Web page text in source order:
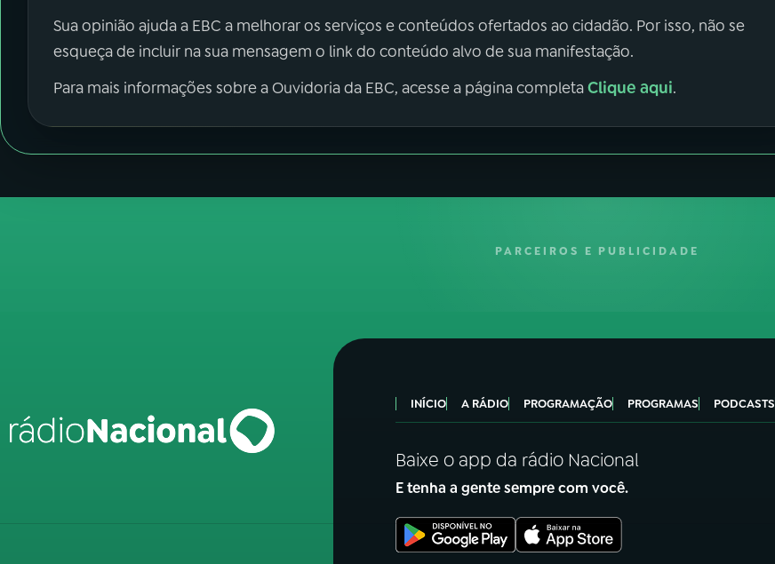
Sua opinião ajuda a EBC a melhorar os serviços e conteúdos ofertados ao cidadão. Por isso, não se
esqueça de incluir na sua mensagem o link do conteúdo alvo de sua manifestação.
Para mais informações sobre a Ouvidoria da EBC, acesse a página completaClique aqui.
PARCEIROS E PUBLICIDADE
INÍCIO A RÁDIO PROGRAMAÇÃO PROGRAMAS PODCASTS
Baixe o app da rádio Nacional
E tenha a gente sempre com você.